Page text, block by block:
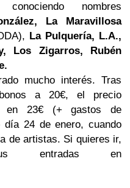
nombres
La Maravillosa
La Pulquería, L.A.,
Los Zigarros, Rubén
mucho interés. Tras
a 20€, el precio
en 23€ (+ gastos de
24 de enero, cuando
de artistas. Si quieres ir,
entradas en